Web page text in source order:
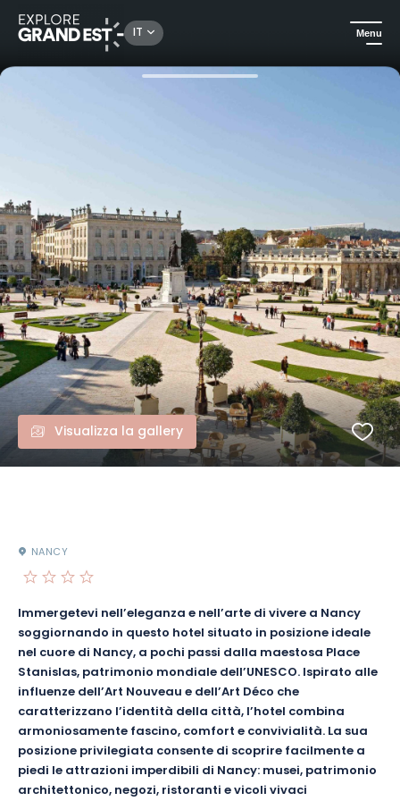
IT Menu
Hotel Soggiorno nel cuore di Nancy, a due passi da Place Stanislas
Visualizza la gallery
NANCY
Immergetevi nell’eleganza e nell’arte di vivere a Nancy
soggiornando in questo hotel situato in posizione ideale
nel cuore di Nancy, a pochi passi dalla maestosa Place
Stanislas, patrimonio mondiale dell’UNESCO. Ispirato alle
influenze dell’Art Nouveau e dell’Art Déco che
caratterizzano l’identità della città, l’hotel combina
armoniosamente fascino, comfort e convivialità. La sua
posizione privilegiata consente di scoprire facilmente a
piedi le attrazioni imperdibili di Nancy: musei, patrimonio
architettonico, negozi, ristoranti e vicoli vivaci